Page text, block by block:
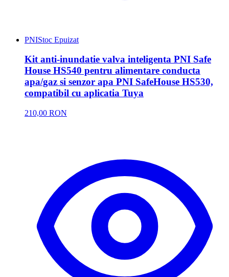
PNIStoc Epuizat
Kit anti-inundatie valva inteligenta PNI Safe
House HS540 pentru alimentare conducta
apa/gaz si senzor apa PNI SafeHouse HS530,
compatibil cu aplicatia Tuya
210,00 RON